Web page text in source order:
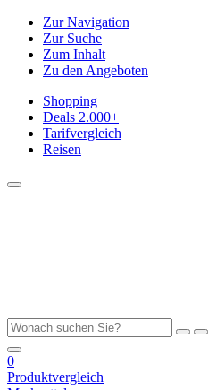
Zur Navigation
Zur Suche
Zum Inhalt
Zu den Angeboten
Shopping
Deals 2.000+
Tarifvergleich
Reisen
0
Produktvergleich